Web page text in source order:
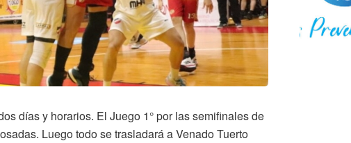
días y horarios. El Juego 1° por las semifinales de
Luego todo se trasladará a Venado Tuerto